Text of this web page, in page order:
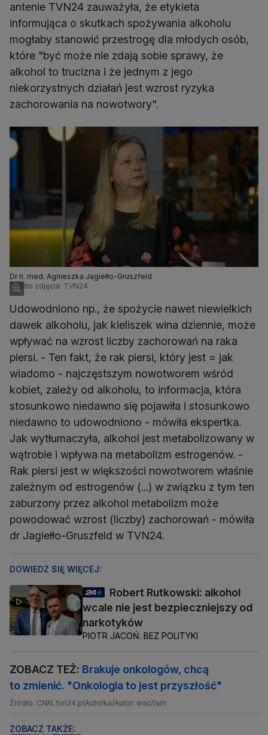
antenie TVN24 zauważyła, że etykieta
informująca o skutkach spożywania alkoholu
mogłaby stanowić przestrogę dla młodych osób,
które "być może nie zdają sobie sprawy, że
alkohol to trucizna i że jednym z jego
niekorzystnych działań jest wzrost ryzyka
zachorowania na nowotwory".
Dr n. med. Agnieszka Jagiełło-Gruszfeld
Źródło zdjęcia: TVN24
Udowodniono np., że spożycie nawet niewielkich
dawek alkoholu, jak kieliszek wina dziennie, może
wpływać na wzrost liczby zachorowań na raka
piersi. - Ten fakt, że rak piersi, który jest = jak
wiadomo - najczęstszym nowotworem wśród
kobiet, zależy od alkoholu, to informacja, która
stosunkowo niedawno się pojawiła i stosunkowo
niedawno to udowodniono - mówiła ekspertka.
Jak wytłumaczyła, alkohol jest metabolizowany w
wątrobie i wpływa na metabolizm estrogenów. -
Rak piersi jest w większości nowotworem właśnie
zależnym od estrogenów (...) w związku z tym ten
zaburzony przez alkohol metabolizm może
powodować wzrost (liczby) zachorowań - mówiła
dr Jagiełło-Gruszfeld w TVN24.
DOWIEDZ SIĘ WIĘCEJ:
Robert Rutkowski: alkohol
wcale nie jest bezpieczniejszy od
narkotyków
PIOTR JACOŃ. BEZ POLITYKI
ZOBACZ TEŻ: Brakuje onkologów, chcą
to zmienić. "Onkologia to jest przyszłość"
Źródło: CNN, tvn24.plAutorka/Autor: wac//am
ZOBACZ TAKŻE: